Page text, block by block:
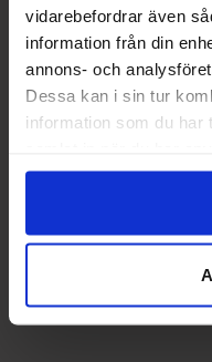
vidarebefordrar även
information från din
annons- och
Dessa kan i sin tur
information som du har
Haribo Nappar